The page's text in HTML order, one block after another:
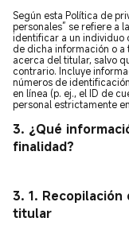
Según esta Política de
personales” se refiere a
identificar a un individuo
de dicha información o
acerca del titular, salvo
contrario. Incluye
números de
en línea (p. ej., el ID de
personal estrictamente
3. ¿Qué
finalidad?
3. 1.
titular